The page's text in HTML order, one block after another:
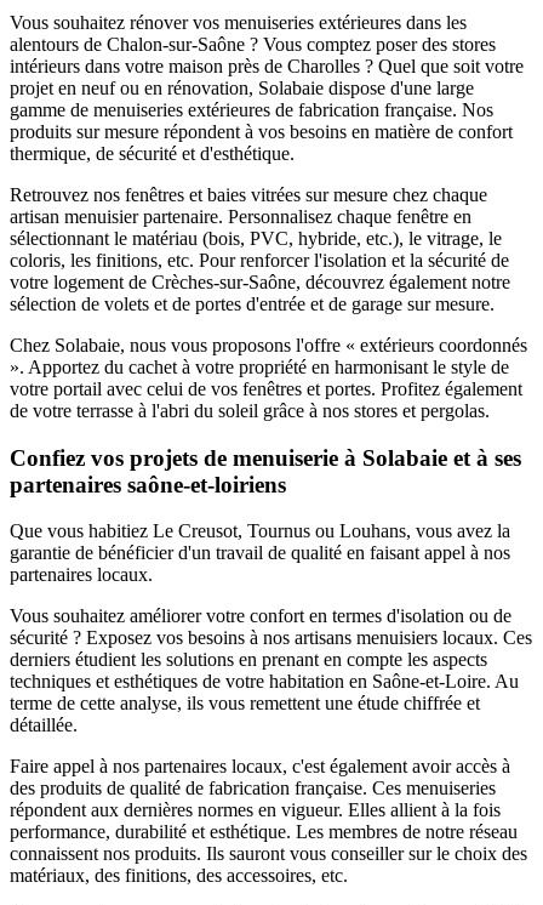
Vous souhaitez rénover vos menuiseries extérieures dans les
alentours de Chalon-sur-Saône ? Vous comptez poser des stores
intérieurs dans votre maison près de Charolles ? Quel que soit votre
projet en neuf ou en rénovation, Solabaie dispose d'une large
gamme de menuiseries extérieures de fabrication française. Nos
produits sur mesure répondent à vos besoins en matière de confort
thermique, de sécurité et d'esthétique.
Retrouvez nos fenêtres et baies vitrées sur mesure chez chaque
artisan menuisier partenaire. Personnalisez chaque fenêtre en
sélectionnant le matériau (bois, PVC, hybride, etc.), le vitrage, le
coloris, les finitions, etc. Pour renforcer l'isolation et la sécurité de
votre logement de Crèches-sur-Saône, découvrez également notre
sélection de volets et de portes d'entrée et de garage sur mesure.
Chez Solabaie, nous vous proposons l'offre « extérieurs coordonnés
». Apportez du cachet à votre propriété en harmonisant le style de
votre portail avec celui de vos fenêtres et portes. Profitez également
de votre terrasse à l'abri du soleil grâce à nos stores et pergolas.
Confiez vos projets de menuiserie à Solabaie et à ses
partenaires saône-et-loiriens
Que vous habitiez Le Creusot, Tournus ou Louhans, vous avez la
garantie de bénéficier d'un travail de qualité en faisant appel à nos
partenaires locaux.
Vous souhaitez améliorer votre confort en termes d'isolation ou de
sécurité ? Exposez vos besoins à nos artisans menuisiers locaux. Ces
derniers étudient les solutions en prenant en compte les aspects
techniques et esthétiques de votre habitation en Saône-et-Loire. Au
terme de cette analyse, ils vous remettent une étude chiffrée et
détaillée.
Faire appel à nos partenaires locaux, c'est également avoir accès à
des produits de qualité de fabrication française. Ces menuiseries
répondent aux dernières normes en vigueur. Elles allient à la fois
performance, durabilité et esthétique. Les membres de notre réseau
connaissent nos produits. Ils sauront vous conseiller sur le choix des
matériaux, des finitions, des accessoires, etc.